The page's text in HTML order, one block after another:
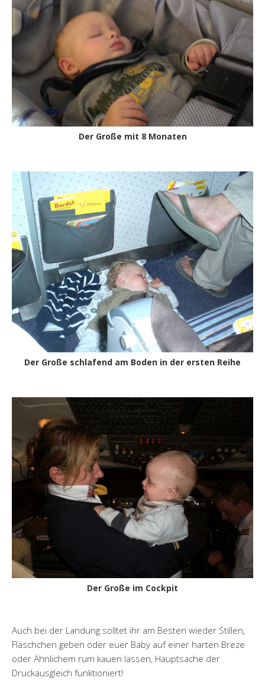
Der Große mit 8 Monaten
Der Große schlafend am Boden in der ersten Reihe
Der Große im Cockpit
Auch bei der Landung solltet ihr am Besten wieder Stillen,
Fläschchen geben oder euer Baby auf einer harten Breze
oder Ähnlichem rum kauen lassen, Hauptsache der
Druckausgleich funktioniert!